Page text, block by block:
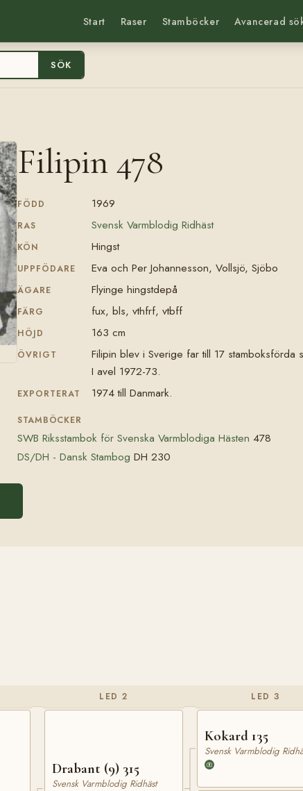
Start Raser Stamböcker Avancerad
SÖK
Filipin 478
FÖDD 1969
RAS Svensk Varmblodig Ridhäst
KÖN Hingst
UPPFÖDARE Eva och Per Johannesson, Vollsjö, Sjöbo
ÄGARE Flyinge hingstdepå
FÄRG fux, bls, vthfrf, vtbff
HÖJD 163 cm
ÖVRIGT
Filipin blev i Sverige far till 17 stamboksförda
I avel 1972-73.
EXPORTERAT 1974 till Danmark.
STAMBÖCKER
SWB Riksstambok för Svenska Varmblodiga Hästen 478
DS/DH - Dansk Stambog DH 230
LED 2
Drabant (9) 315
Svensk Varmblodig Ridhäst
LED 3
Kokard 135
Svensk Varmblodig